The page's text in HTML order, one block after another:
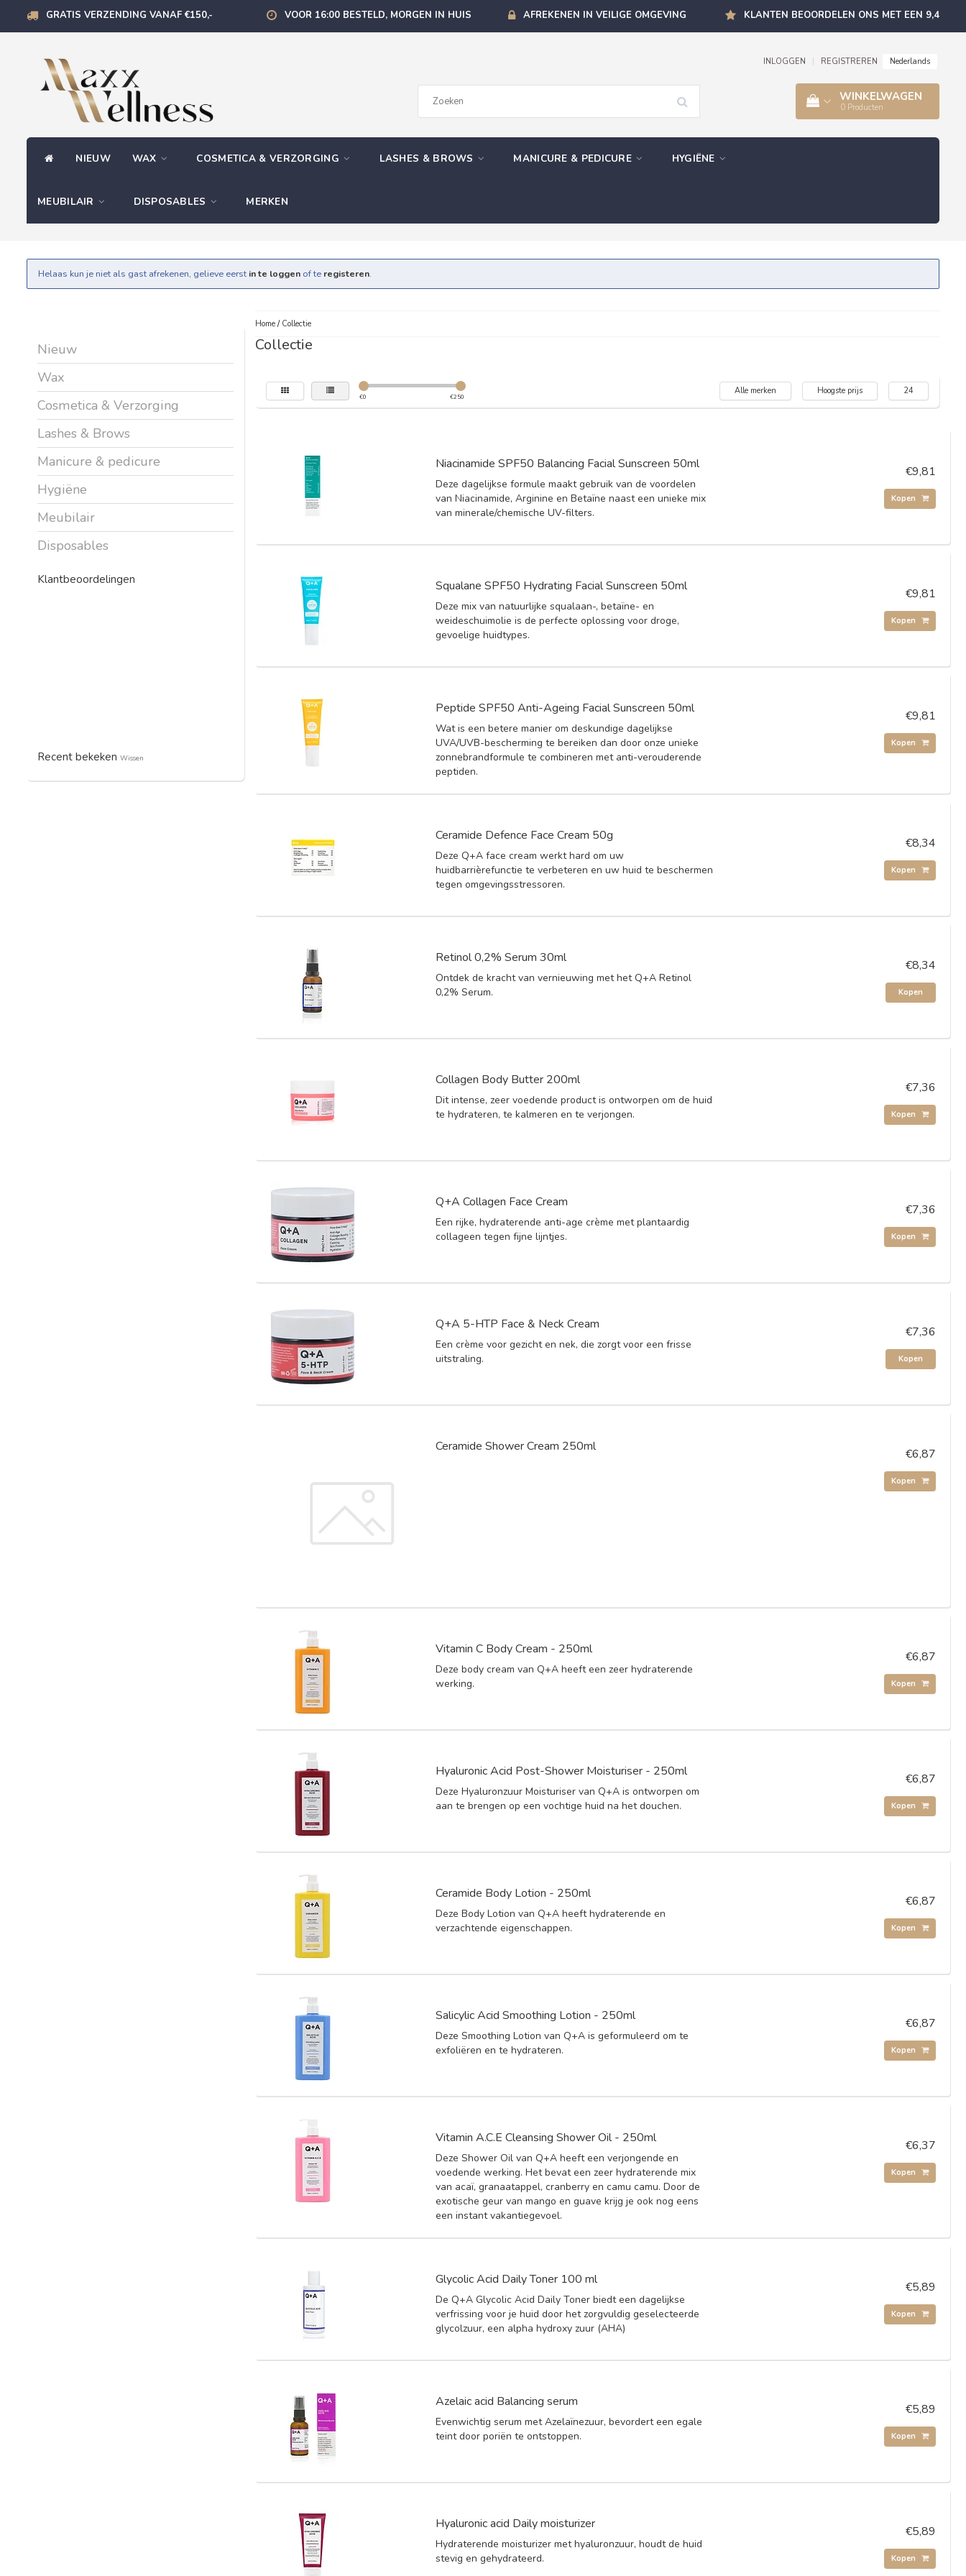
GRATIS VERZENDING VANAF €150,- VOOR 16:00 BESTELD, MORGEN IN HUIS AFREKENEN IN VEILIGE OMGEVING KLANTEN BEOORDELEN ONS MET EEN 9,4
INLOGGEN REGISTREREN Nederlands
WINKELWAGEN
0 Producten
NIEUW WAX COSMETICA & VERZORGING LASHES & BROWS MANICURE & PEDICURE HYGIËNE
MEUBILAIR DISPOSABLES MERKEN
Helaas kun je niet als gast afrekenen, gelieve eerst in te loggen of te registeren.
Nieuw
Wax
Cosmetica & Verzorging
Lashes & Brows
Manicure & pedicure
Hygiëne
Meubilair
Disposables
Klantbeoordelingen
Recent bekeken Wissen
Home/ Collectie
Collectie
€0 €250
Alle merken Hoogste prijs 24
Niacinamide SPF50 Balancing Facial Sunscreen 50ml
Deze dagelijkse formule maakt gebruik van de voordelen
van Niacinamide, Arginine en Betaïne naast een unieke mix
van minerale/chemische UV-filters.
€9,81
Kopen
Squalane SPF50 Hydrating Facial Sunscreen 50ml
Deze mix van natuurlijke squalaan-, betaïne- en
weideschuimolie is de perfecte oplossing voor droge,
gevoelige huidtypes.
€9,81
Kopen
Peptide SPF50 Anti-Ageing Facial Sunscreen 50ml
Wat is een betere manier om deskundige dagelijkse
UVA/UVB-bescherming te bereiken dan door onze unieke
zonnebrandformule te combineren met anti-verouderende
peptiden.
€9,81
Kopen
Ceramide Defence Face Cream 50g
Deze Q+A face cream werkt hard om uw
huidbarrièrefunctie te verbeteren en uw huid te beschermen
tegen omgevingsstressoren.
€8,34
Kopen
Retinol 0,2% Serum 30ml
Ontdek de kracht van vernieuwing met het Q+A Retinol
0,2% Serum.
€8,34
Kopen
Collagen Body Butter 200ml
Dit intense, zeer voedende product is ontworpen om de huid
te hydrateren, te kalmeren en te verjongen.
€7,36
Kopen
Q+A Collagen Face Cream
Een rijke, hydraterende anti-age crème met plantaardig
collageen tegen fijne lijntjes.
€7,36
Kopen
Q+A 5-HTP Face & Neck Cream
Een crème voor gezicht en nek, die zorgt voor een frisse
uitstraling.
€7,36
Kopen
Ceramide Shower Cream 250ml €6,87
Kopen
Vitamin C Body Cream - 250ml
Deze body cream van Q+A heeft een zeer hydraterende
werking.
€6,87
Kopen
Hyaluronic Acid Post-Shower Moisturiser - 250ml
Deze Hyaluronzuur Moisturiser van Q+A is ontworpen om
aan te brengen op een vochtige huid na het douchen.
€6,87
Kopen
Ceramide Body Lotion - 250ml
Deze Body Lotion van Q+A heeft hydraterende en
verzachtende eigenschappen.
€6,87
Kopen
Salicylic Acid Smoothing Lotion - 250ml
Deze Smoothing Lotion van Q+A is geformuleerd om te
exfoliëren en te hydrateren.
€6,87
Kopen
Vitamin A.C.E Cleansing Shower Oil - 250ml
Deze Shower Oil van Q+A heeft een verjongende en
voedende werking. Het bevat een zeer hydraterende mix
van acaï, granaatappel, cranberry en camu camu. Door de
exotische geur van mango en guave krijg je ook nog eens
een instant vakantiegevoel.
€6,37
Kopen
Glycolic Acid Daily Toner 100 ml
De Q+A Glycolic Acid Daily Toner biedt een dagelijkse
verfrissing voor je huid door het zorgvuldig geselecteerde
glycolzuur, een alpha hydroxy zuur (AHA)
€5,89
Kopen
Azelaic acid Balancing serum
Evenwichtig serum met Azelaïnezuur, bevordert een egale
teint door poriën te ontstoppen.
€5,89
Kopen
Hyaluronic acid Daily moisturizer
Hydraterende moisturizer met hyaluronzuur, houdt de huid
stevig en gehydrateerd.
€5,89
Kopen